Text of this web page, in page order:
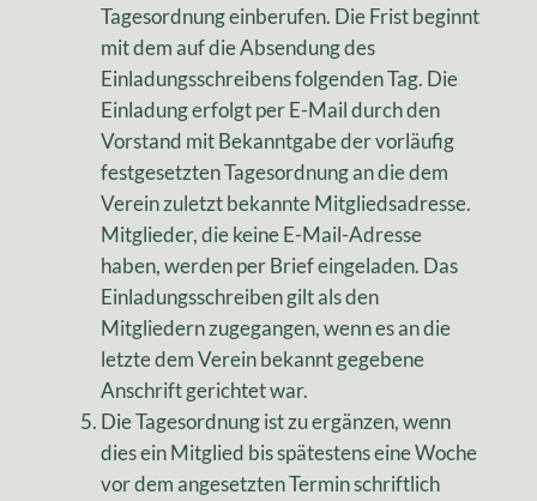
Tagesordnung einberufen. Die Frist beginnt
mit dem auf die Absendung des
Einladungsschreibens folgenden Tag. Die
Einladung erfolgt per E-Mail durch den
Vorstand mit Bekanntgabe der vorläufig
festgesetzten Tagesordnung an die dem
Verein zuletzt bekannte Mitgliedsadresse.
Mitglieder, die keine E-Mail-Adresse
haben, werden per Brief eingeladen. Das
Einladungsschreiben gilt als den
Mitgliedern zugegangen, wenn es an die
letzte dem Verein bekannt gegebene
Anschrift gerichtet war.
Die Tagesordnung ist zu ergänzen, wenn
dies ein Mitglied bis spätestens eine Woche
vor dem angesetzten Termin schriftlich